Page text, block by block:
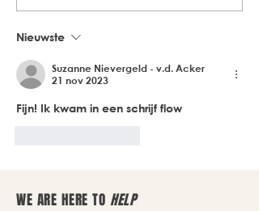
Nieuwste
Suzanne Nievergeld - v.d. Acker
21 nov 2023
Fijn! Ik kwam in een schrijf flow
WE ARE HERE TO HELP